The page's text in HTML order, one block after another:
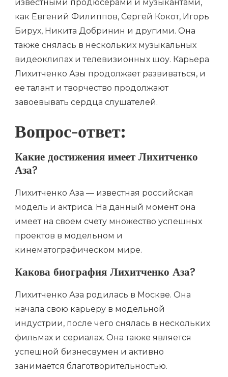
известными продюсерами и музыкантами,
как Евгений Филиппов, Сергей Кокот, Игорь
Бирух, Никита Добринин и другими. Она
также снялась в нескольких музыкальных
видеоклипах и телевизионных шоу. Карьера
Лихитченко Азы продолжает развиваться, и
ее талант и творчество продолжают
завоевывать сердца слушателей.
Вопрос-ответ:
Какие достижения имеет Лихитченко
Аза?
Лихитченко Аза — известная российская
модель и актриса. На данный момент она
имеет на своем счету множество успешных
проектов в модельном и
кинематографическом мире.
Какова биография Лихитченко Аза?
Лихитченко Аза родилась в Москве. Она
начала свою карьеру в модельной
индустрии, после чего снялась в нескольких
фильмах и сериалах. Она также является
успешной бизнесвумен и активно
занимается благотворительностью.